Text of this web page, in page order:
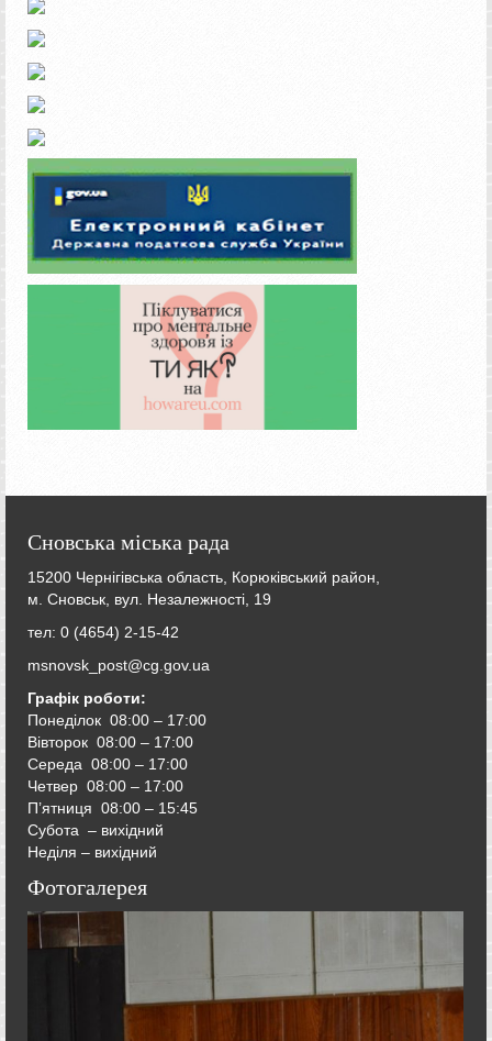
Сновська міська рада
15200 Чернігівська область, Корюківський район,
м. Сновськ, вул. Незалежності, 19
тел: 0 (4654) 2-15-42
msnovsk_post@cg.gov.ua
Графік роботи:
Понеділок 08:00 – 17:00
Вівторок 08:00 – 17:00
Середа 08:00 – 17:00
Четвер 08:00 – 17:00
П’ятниця 08:00 – 15:45
Субота – вихідний
Неділя – вихідний
Фотогалерея